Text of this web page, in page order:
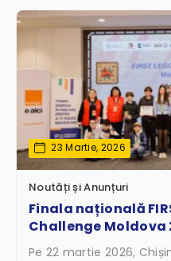
23 Martie, 2026
Noutăți și Anunțuri
Finala națională
Challenge Moldova
Pe 22 martie 2026,